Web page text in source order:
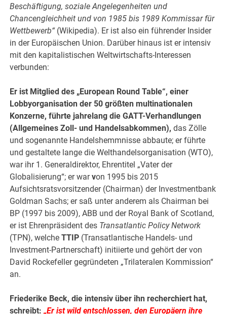
Beschäftigung, soziale Angelegenheiten und
Chancengleichheit und von 1985 bis 1989 Kommissar für
Wettbewerb“(Wikipedia). Er ist also ein führender Insider
in der Europäischen Union. Darüber hinaus ist er intensiv
mit den kapitalistischen Weltwirtschafts-Interessen
verbunden:
Er ist Mitglied des „European Round Table“, einer
Lobbyorganisation der 50 größten multinationalen
Konzerne, führte jahrelang die GATT-Verhandlungen
(Allgemeines Zoll- und Handelsabkommen), das Zölle
und sogenannte Handelshemmnisse abbaute; er führte
und gestaltete lange die Welthandelsorganisation (WTO),
war ihr 1. Generaldirektor, Ehrentitel „Vater der
Globalisierung“; er warvon 1995 bis 2015
Aufsichtsratsvorsitzender (Chairman) der Investmentbank
Goldman Sachs; er saß unter anderem als Chairman bei
BP (1997 bis 2009), ABB und der Royal Bank of Scotland,
er ist Ehrenpräsident des Transatlantic Policy Network
(TPN), welcheTTIP (Transatlantische Handels- und
Investment-Partnerschaft) initiierte und gehört der von
David Rockefeller gegründeten „Trilateralen Kommission“
an.
Friederike Beck, die intensiv über ihn recherchiert hat,
schreibt: „Er ist wild entschlossen, den Europäern ihre